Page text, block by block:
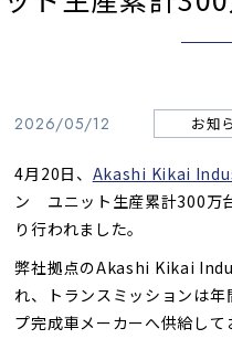
2026/05/12 お知
4月20日、 Akashi Kikai
ン ユニット生産累計300万
り行われました。
弊社拠点のAkashi Kikai
れ、トランスミッションは
プ完成車メーカーへ供給して